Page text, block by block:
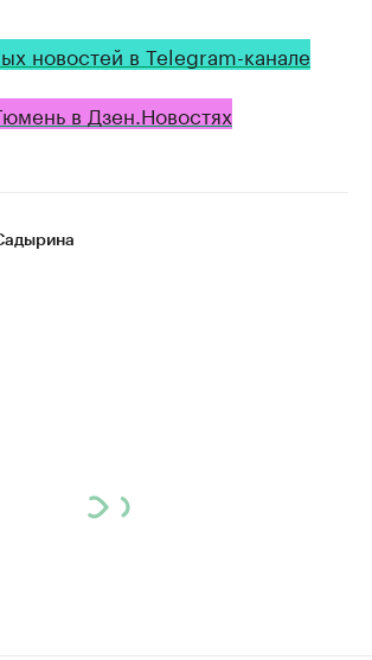
новостей в Telegram-канале
в Дзен.Новостях